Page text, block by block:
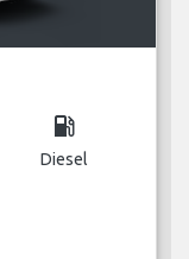
local_gas_station
Diesel